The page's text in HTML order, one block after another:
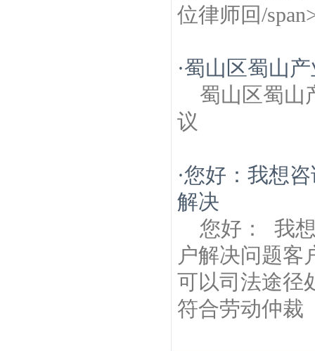
位律师回/
·蜀山区蜀山
蜀山区蜀山
议
·您好：我想
解决
您好： 我
户解决问题客
可以司法途径
符合劳动仲裁